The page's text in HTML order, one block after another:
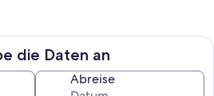
Ort für besondere
Yoga Urlaube und entspannende
die Daten an
Abreise